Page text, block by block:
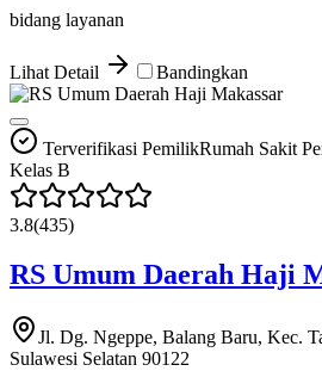
bidang layanan
Lihat Detail Bandingkan
Terverifikasi PemilikRumah Sakit
Kelas B
3.8(435)
RS Umum Daerah Haji
Jl. Dg. Ngeppe, Balang Baru, Kec.
Sulawesi Selatan 90122